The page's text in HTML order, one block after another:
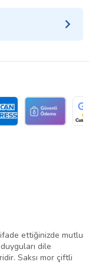
ettiğinizde mutlu
dile
Saksı mor çiftli